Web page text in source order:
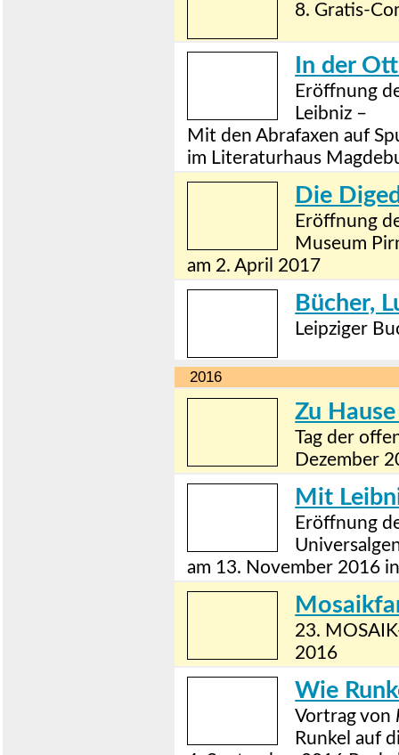
8. Gratis-
In der
Eröffnung
Leibniz –
Mit den Abrafaxen auf
im Literaturhaus
Die
Eröffnung
Museum
am 2. April 2017
Bücher,
Leipziger
2016
Zu
Tag der
Dezember
Mit
Eröffnung
am 13. November 2016
23.
2016
Wie
Vortrag von
Runkel auf